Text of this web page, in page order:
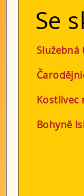
Se
Služebná
Kostlivec
Bohyně